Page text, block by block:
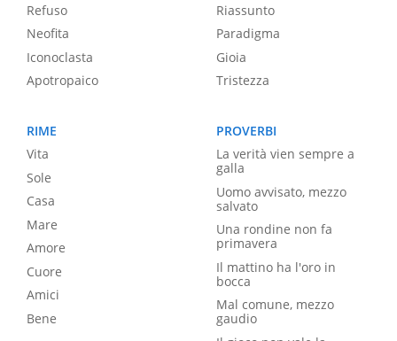
Refuso
Neofita
Iconoclasta
Apotropaico
Riassunto
Paradigma
Gioia
Tristezza
RIME
Vita
Sole
Casa
Mare
Amore
Cuore
Amici
Bene
PROVERBI
La verità vien sempre a
galla
Uomo avvisato, mezzo
salvato
Una rondine non fa
primavera
Il mattino ha l'oro in
bocca
Mal comune, mezzo
gaudio